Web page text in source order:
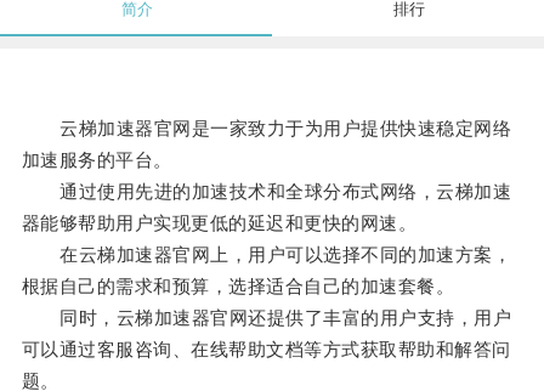
简介 排行
云梯加速器官网是一家致力于为用户提供快速稳定网络
加速服务的平台。
通过使用先进的加速技术和全球分布式网络，云梯加速
器能够帮助用户实现更低的延迟和更快的网速。
在云梯加速器官网上，用户可以选择不同的加速方案，
根据自己的需求和预算，选择适合自己的加速套餐。
同时，云梯加速器官网还提供了丰富的用户支持，用户
可以通过客服咨询、在线帮助文档等方式获取帮助和解答问
题。